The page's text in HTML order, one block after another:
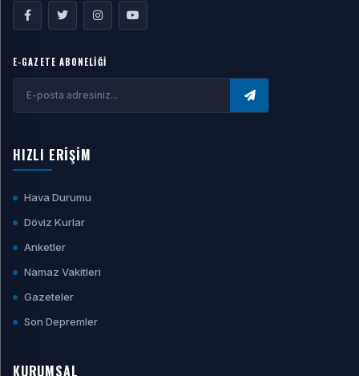
E-GAZETE ABONELİĞİ
HIZLI ERİŞİM
Hava Durumu
Döviz Kurlar
Anketler
Namaz Vakitleri
Gazeteler
Son Depremler
KURUMSAL